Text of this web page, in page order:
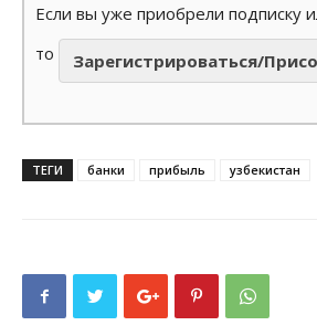
Если вы уже приобрели подписку
то
Зарегистрироваться/
ТЕГИ банки прибыль узбекистан